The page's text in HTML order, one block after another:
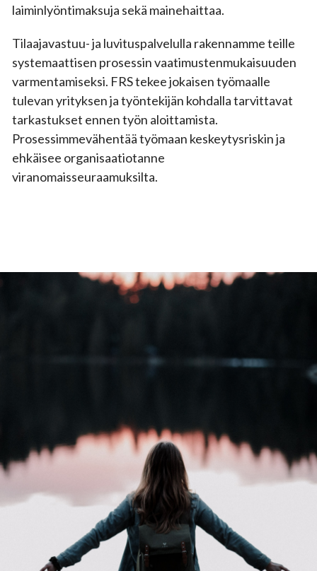
laiminlyöntimaksuja sekä mainehaittaa.
Tilaajavastuu- ja luvituspalvelulla rakennamme teille
systemaattisen prosessin vaatimustenmukaisuuden
varmentamiseksi. FRS tekee jokaisen työmaalle
tulevan yrityksen ja työntekijän kohdalla tarvittavat
tarkastukset ennen työn aloittamista.
Prosessimmevähentää työmaan keskeytysriskin ja
ehkäisee organisaatiotanne
viranomaisseuraamuksilta.